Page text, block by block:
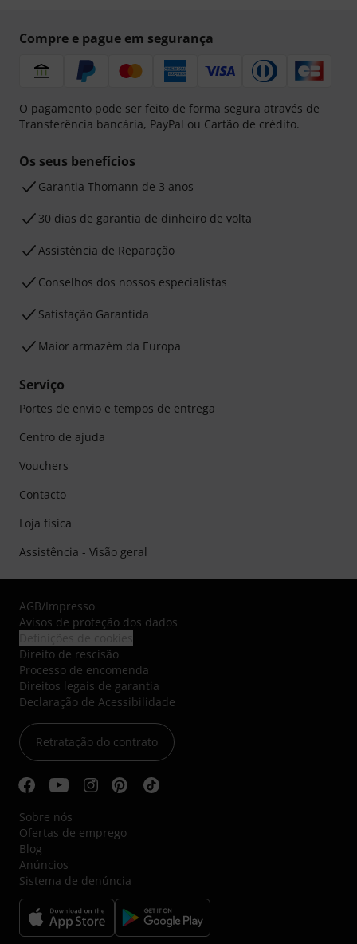
Compre e pague em segurança
O pagamento pode ser feito de forma segura através de
Transferência bancária, PayPal ou Cartão de crédito.
Os seus benefícios
Garantia Thomann de 3 anos
30 dias de garantia de dinheiro de volta
Assistência de Reparação
Conselhos dos nossos especialistas
Satisfação Garantida
Maior armazém da Europa
Serviço
Portes de envio e tempos de entrega
Centro de ajuda
Vouchers
Contacto
Loja física
Assistência - Visão geral
AGB/Impresso
Avisos de proteção dos dados
Direito de rescisão
Processo de encomenda
Direitos legais de garantia
Declaração de Acessibilidade
Retratação do contrato
Sobre nós
Ofertas de emprego
Blog
Anúncios
Sistema de denúncia